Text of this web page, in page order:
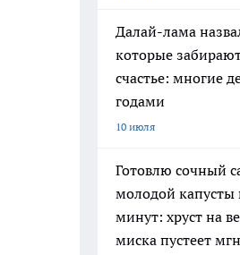
Далай-лама
которые
счастье: многие
годами
10 июля
Готовлю сочный
молодой капусты
минут: хруст на
миска пустеет